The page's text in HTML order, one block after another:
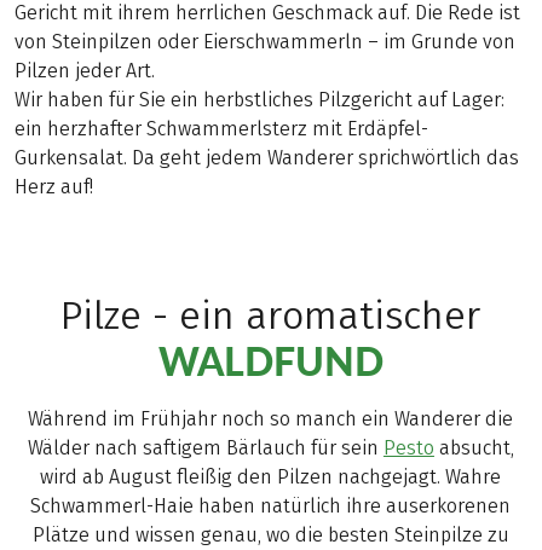
Gericht mit ihrem herrlichen Geschmack auf. Die Rede ist
von Steinpilzen oder Eierschwammerln – im Grunde von
Pilzen jeder Art.
Wir haben für Sie ein herbstliches Pilzgericht auf Lager:
ein herzhafter Schwammerlsterz mit Erdäpfel-
Gurkensalat. Da geht jedem Wanderer sprichwörtlich das
Herz auf!
Pilze - ein aromatischer
WALDFUND
Während im Frühjahr noch so manch ein Wanderer die
Wälder nach saftigem Bärlauch für sein Pesto absucht,
wird ab August fleißig den Pilzen nachgejagt. Wahre
Schwammerl-Haie haben natürlich ihre auserkorenen
Plätze und wissen genau, wo die besten Steinpilze zu